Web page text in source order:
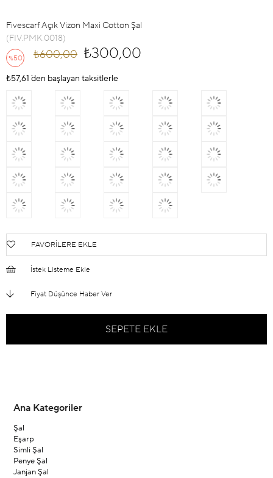
Fivescarf Açık Vizon Maxi Cotton Şal
(FIV.PMK.0018)
%50
İndirim
₺600,00 ₺300,00
₺57,61 `den başlayan taksitlerle
FAVORILERE EKLE
İstek Listeme Ekle
Fiyat Düşünce Haber Ver
Ana Kategoriler
Şal
Eşarp
Simli Şal
Penye Şal
Janjan Şal